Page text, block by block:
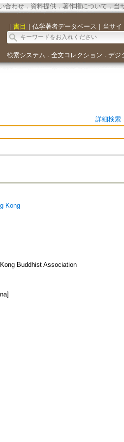
合わせ． 資料提供． 著作権について．当
｜ 書目 ｜ 仏学著者データベース ｜ 当サイ
検索システム ． 全文コレクション ． デジ
詳細検索
Kong
Buddhist Association